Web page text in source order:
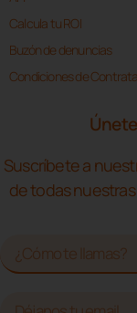
Calcula tu ROI
Buzón de denuncias
Condiciones de
Suscríbete a
de todas